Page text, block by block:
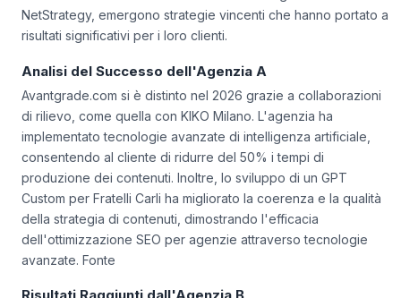
NetStrategy, emergono strategie vincenti che hanno portato a
risultati significativi per i loro clienti.
Analisi del Successo dell'Agenzia A
Avantgrade.com si è distinto nel 2026 grazie a collaborazioni
di rilievo, come quella con KIKO Milano. L'agenzia ha
implementato tecnologie avanzate di intelligenza artificiale,
consentendo al cliente di ridurre del 50% i tempi di
produzione dei contenuti. Inoltre, lo sviluppo di un GPT
Custom per Fratelli Carli ha migliorato la coerenza e la qualità
della strategia di contenuti, dimostrando l'efficacia
dell'ottimizzazione SEO per agenzie attraverso tecnologie
avanzate. Fonte